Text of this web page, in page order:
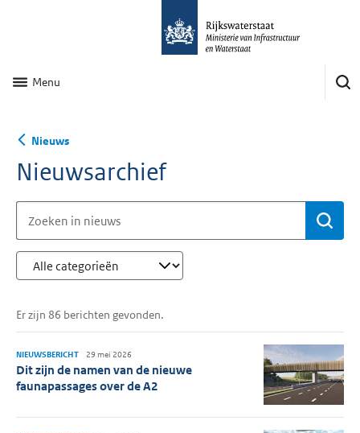
Menu
Nieuws
Nieuwsarchief
Er zijn 86 berichten gevonden.
Dit zijn de namen van de nieuwe
faunapassages over de A2
NIEUWSBERICHT 29 mei 2026